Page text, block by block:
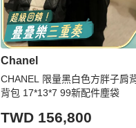
Chanel
CHANEL 限量黑白色方胖子肩
背包 17*13*7 99新配件塵袋
TWD 156,800